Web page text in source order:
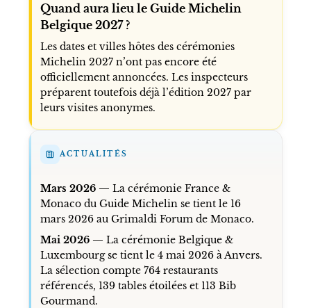
Quand aura lieu le Guide Michelin
Belgique 2027 ?
Les dates et villes hôtes des cérémonies
Michelin 2027 n’ont pas encore été
officiellement annoncées. Les inspecteurs
préparent toutefois déjà l’édition 2027 par
leurs visites anonymes.
ACTUALITÉS
Mars 2026 — La cérémonie France &
Monaco du Guide Michelin se tient le 16
mars 2026 au Grimaldi Forum de Monaco.
Mai 2026 — La cérémonie Belgique &
Luxembourg se tient le 4 mai 2026 à Anvers.
La sélection compte 764 restaurants
référencés, 139 tables étoilées et 113 Bib
Gourmand.